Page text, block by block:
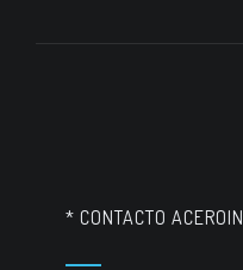
* CONTACTO